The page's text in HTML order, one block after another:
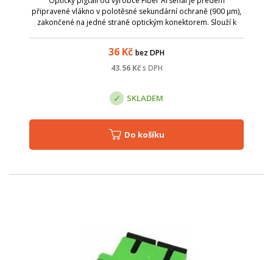
připravené vlákno v polotěsné sekundární ochraně (900 µm),
zakončené na jedné straně optickým konektorem. Slouží k
36 Kč bez DPH
43.56Kč s DPH
SKLADEM
Do košíku